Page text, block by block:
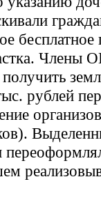
бесплатное
Члены
рублей